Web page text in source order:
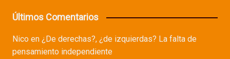
Últimos Comentarios
Nicoen ¿De derechas?, ¿de izquierdas? La falta de
pensamiento independiente